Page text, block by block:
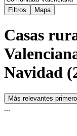
Filtros
Mapa
Casas
Navidad
Más relevantes primero
...